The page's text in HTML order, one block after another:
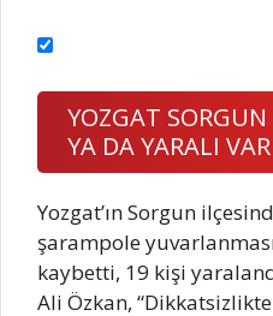
YOZGAT
YA DA YARALI
Yozgat’ın Sorgun
şarampole
kaybetti, 19 kişi
Ali Özkan,